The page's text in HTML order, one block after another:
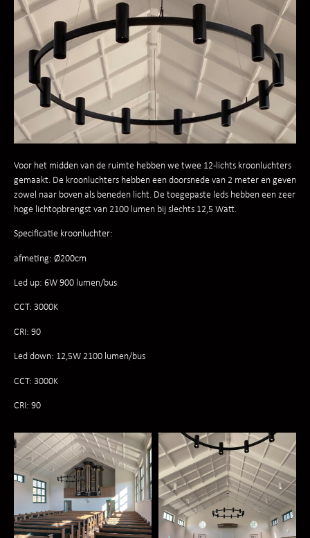
Voor het midden van de ruimte hebben we twee 12-lichts kroonluchters
gemaakt. De kroonluchters hebben een doorsnede van 2 meter en geven
zowel naar boven als beneden licht. De toegepaste leds hebben een zeer
hoge lichtopbrengst van 2100 lumen bij slechts 12,5 Watt.
Specificatie kroonluchter:
afmeting: Ø200cm
Led up: 6W 900 lumen/bus
CCT: 3000K
CRI: 90
Led down: 12,5W 2100 lumen/bus
CCT: 3000K
CRI: 90